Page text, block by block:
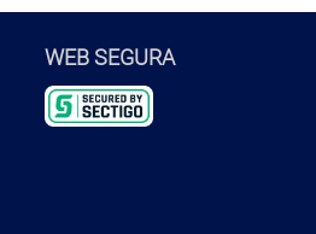
WEB SEGURA